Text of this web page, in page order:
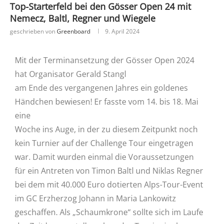
Top-Starterfeld bei den Gösser Open 24 mit
Nemecz, Baltl, Regner und Wiegele
geschrieben vonGreenboard 9. April 2024
Mit der Terminansetzung der Gösser Open 2024
hat Organisator Gerald Stangl
am Ende des vergangenen Jahres ein goldenes
Händchen bewiesen! Er fasste vom 14. bis 18. Mai
eine
Woche ins Auge, in der zu diesem Zeitpunkt noch
kein Turnier auf der Challenge Tour eingetragen
war. Damit wurden einmal die Voraussetzungen
für ein Antreten von Timon Baltl und Niklas Regner
bei dem mit 40.000 Euro dotierten Alps-Tour-Event
im GC Erzherzog Johann in Maria Lankowitz
geschaffen. Als „Schaumkrone“ sollte sich im Laufe